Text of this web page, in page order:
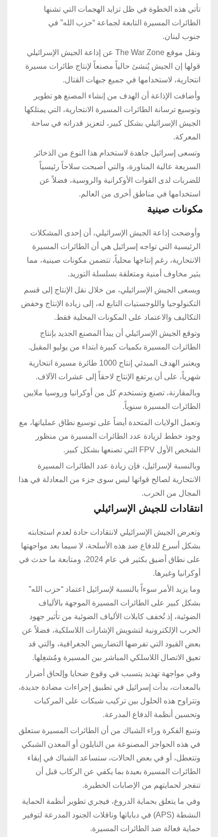
تأتي هذه الخطوة في ظل تزايد الهجمات التي تشنها
الطائرات المسيرة التابعة لجماعة “حزب الله” في
جنوب لبنان.
ونقل موقع The War Zone عن إذاعة الجيش الإسرائيلي
قولها إن الجيش يُنشئ حالياً مصنعاً لإنتاج طائرات مسيرة
انتحارية، لاستخدامها في جميع جبهات القتال.
وأضافت الإذاعة أن الهدف من إنشاء المصنع هو تطوير
وتوسيع ترسانة الطائرات المسيرة الانتحارية، التي يمتلكها
الجيش الإسرائيلي بشكل كبير، لتعزيز قدراته في ساحة
المعركة.
وتسعى إسرائيل جاهدة لاستخدام هذا النوع من الذخائر
السريعة عالية المناورة، والتي أصبحت سلاحاً رئيسياً
للضربات لدى القوات الأوكرانية والروسية، فضلاً عن
استخدامها في مناطق أخرى من العالم.
مكونات صينية
وأوضحت إذاعة الجيش الإسرائيلي، أن إحدى المشكلات
الرئيسية التي تواجه إسرائيل هي أن الطائرات المسيرة
الانتحارية، رغم إنتاجها محلياً، تتضمن مكونات صينية، مما
يثير مخاوف أمنية ومتعلقة بسلسلة التوريد.
ويسعى الجيش الإسرائيلي، من خلال نقل الإنتاج إلى قسم
التكنولوجيا واللوجستيات التابع له، إلى زيادة الإنتاج وخفض
التكاليف والاعتماد على المكونات المحلية فقط.
وتوقع الجيش الإسرائيلي أن يبدأ المصنع الجديد بإنتاج
الطائرات المسيرة بكميات كبيرة ابتداء من يوليو المقبل.
ويعتبر الهدف المبدئي إنتاج 1000 طائرة مسيرة انتحارية
شهرياً، على أن يرتفع الإنتاج لاحقاً إلى عشرات الآلاف.
وبالمقارنة، تصنع وتستخدم كل من أوكرانيا وروسيا ملايين
الطائرات المسيرة سنوياً.
وتعمل الولايات المتحدة أيضاً على توسيع نطاق عملياتها، مع
وجود خطط لزيادة عدد الطائرات المسيرة من منظور
الشخص الأول FPV التي تصنعها بشكل كبير.
وبالنسبة لإسرائيل، فإن زيادة عدد الطائرات المسيرة
الانتحارية لصالح قواتها ليس سوى جزء من المعادلة في هذا
المجال من الحرب.
انتقادات للجيش الإسرائيلي
وتعرض الجيش الإسرائيلي لانتقادات حادة لعدم استجابته
بشكل أسرع للدفاع ضد هذه الأسلحة، لا سيما بعد مواجهتها
على نطاق أضيق بكثير في عام 2024، ومتابعة ما حدث في
أوكرانيا وغيرها.
وما يزيد الأمر سوءاً بالنسبة لإسرائيل اعتماد “حزب الله”
بشكل كبير على الطائرات المسيرة الموجهة بالألياف
الضوئية، إذ تُخفف كابلات الألياف الضوئية من تأثير جهود
الحرب الإلكترونية لتشويش الإشارات اللاسلكية، فضلاً عن
بعض القيود التي تفرضها التضاريس الجغرافية، والتي قد
تعيق الاتصال اللاسلكي المباشر بين المسيرة ومُشغِلها.
وفي مواجهة تهديد يتسبب في وقوع ضحايا وإلحاق أضرار
بالمعدات، بدأت إسرائيل في تطبيق إجراءات مضادة جديدة،
وتتراوح هذه الحلول بين تركيب شبكات على المركبات
وتحسين أنظمة الدفاع المدرعة.
وتنبع الفكرة وراء الشباك من أن الطائرات المسيرة ستعلق
في هذه الحواجز المصنوعة من النايلون أو المعدن الشبكي
وتتعطل، أو في بعض الحالات، ستساعد الشباك في إبقاء
الطائرات المسيرة بعيدة بما يكفي عن الركاب قبل أن
تنفجر لحمايتهم من الإصابات الخطيرة.
وفي ما يتعلق بحماية الدروع، فيجري تطوير أنظمة الحماية
النشطة (APS) في دباباتها وناقلات الجنود المدرعة لتوفير
حماية فعالة ضد الطائرات المسيرة.